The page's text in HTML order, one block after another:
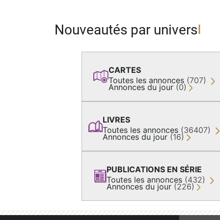
Nouveautés par univers
CARTES
Toutes les annonces (707)
Annonces du jour (0)
LIVRES
Toutes les annonces (36407)
Annonces du jour (16)
PUBLICATIONS EN SÉRIE
Toutes les annonces (432)
Annonces du jour (226)